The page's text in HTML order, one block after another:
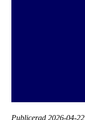
Publicerad 2026-04-22